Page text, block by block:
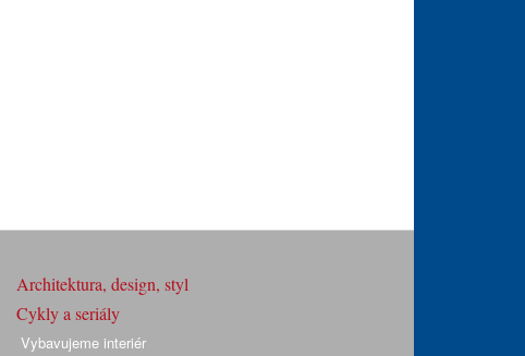
Architektura, design, styl
Cykly a seriály
Vybavujeme interiér